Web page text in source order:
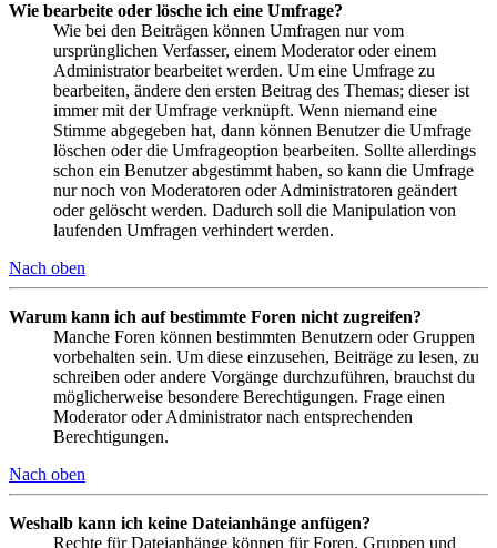
Wie bearbeite oder lösche ich eine Umfrage?
Wie bei den Beiträgen können Umfragen nur vom
ursprünglichen Verfasser, einem Moderator oder einem
Administrator bearbeitet werden. Um eine Umfrage zu
bearbeiten, ändere den ersten Beitrag des Themas; dieser ist
immer mit der Umfrage verknüpft. Wenn niemand eine
Stimme abgegeben hat, dann können Benutzer die Umfrage
löschen oder die Umfrageoption bearbeiten. Sollte allerdings
schon ein Benutzer abgestimmt haben, so kann die Umfrage
nur noch von Moderatoren oder Administratoren geändert
oder gelöscht werden. Dadurch soll die Manipulation von
laufenden Umfragen verhindert werden.
Nach oben
Warum kann ich auf bestimmte Foren nicht zugreifen?
Manche Foren können bestimmten Benutzern oder Gruppen
vorbehalten sein. Um diese einzusehen, Beiträge zu lesen, zu
schreiben oder andere Vorgänge durchzuführen, brauchst du
möglicherweise besondere Berechtigungen. Frage einen
Moderator oder Administrator nach entsprechenden
Berechtigungen.
Nach oben
Weshalb kann ich keine Dateianhänge anfügen?
Rechte für Dateianhänge können für Foren, Gruppen und